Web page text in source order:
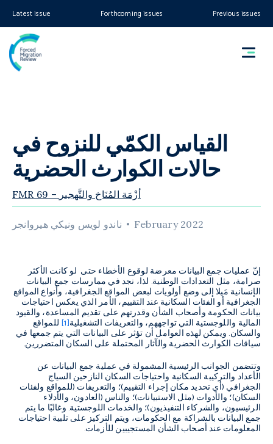
Latest issue Forthcoming issues Previous issues
القياس الكمّي للنزوح في
حالات الكوارث الحضرية
FMR 69 – أزْمَة المُنَاخ والتَّهجير
ناندو لويس ونيكي هيروانجر February 2022
إنّ عمليات جمع البيانات معرضة لوقوع الأخطاء حتى لو كانت الأكثر
صرامة، مثل التعدادات الوطنية. لذا، نجد في ممارسات جمع البيانات
الإنسانية مَيلا إلى وضع أولويات لبعض المواقع الجغرافية، وأنواع المواقع
الجغرافية أو الفئات السكانية عند التقييم، الأمر الذي يعكس احتياجات
بيانات الحكومة وأصحاب الشأن وقدرتهم على تقديم المساعدة، والقيود
المالية واللوجستية التي تواجههم، والتعريفات التشغيلية[1] للمواقع
والسكان. ويمكن لهذه العوامل أن تؤثر على البيانات التي يتم جمعها في
سياقات الكوارث الحضرية والآثار المحتملة على السكان المتضررين.
وتتضمن الجوانب الرئيسية المشمولة في عملية جمع البيانات عن
الأعداد والتركيبة السكانية واحتياجات السكان النازحين السياج
الجغرافي (أي تحديد مكان إجراء التقييم)؛ والتعريفات (للمواقع ولفئات
السكان)؛ والأدوات (مثل الاستبيانات)؛ والناس (العادون، والأدلاء
الرئيسيون، والشركاء التنفيذيون)؛ والخدمات اللوجستية. وغالبًا ما يتم
جمع البيانات بالشراكة مع الحكومات، ويتم التركيز على تلبية احتياجات
المعلومات عند أصحاب الشأن المستجيبين للأزمات.